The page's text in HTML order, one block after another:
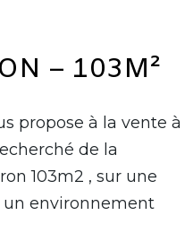
– 103M²
propose à la vente à
de la
103m2 , sur une
un environnement